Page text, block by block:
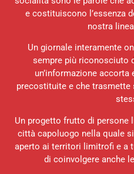
e costituiscono l’essenza
nostra
Un giornale interamente
sempre più riconosciuto
un’informazione
precostituite e che
Un progetto frutto di persone
città capoluogo nella quale
aperto ai territori limitrofi e a
di coinvolgere anche